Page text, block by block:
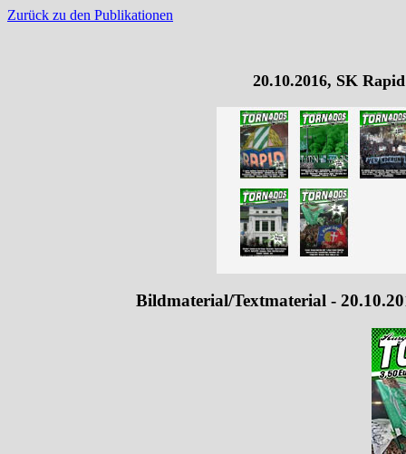
Zurück zu den Publikationen
20.10.2016, SK
Bildmaterial/Textmaterial -